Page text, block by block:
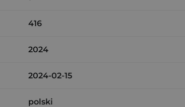
416
2024
2024-02-15
polski